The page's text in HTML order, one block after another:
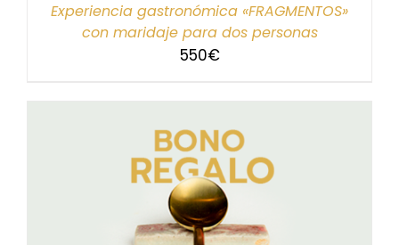
Experiencia gastronómica «FRAGMENTOS»
con maridaje para dos personas
550€